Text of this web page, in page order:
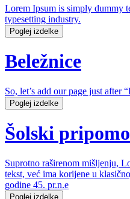
Lorem Ipsum is simply dummy
typesetting industry.
Poglej izdelke
Beležnice
So, let’s add our page just after
Poglej izdelke
Šolski
Suprotno raširenom mišljenju,
tekst, već ima korijene u
godine 45. pr.n.e
Poglej izdelke